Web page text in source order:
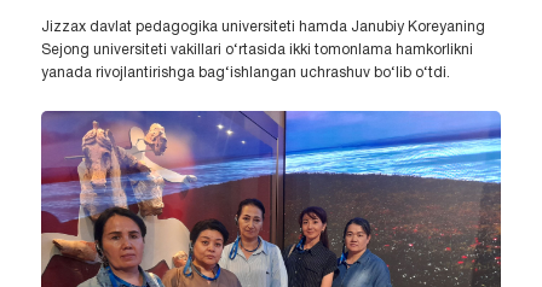
Jizzax davlat pedagogika universiteti hamda Janubiy Koreyaning
Sejong universiteti vakillari o‘rtasida ikki tomonlama hamkorlikni
yanada rivojlantirishga bag‘ishlangan uchrashuv bo‘lib o‘tdi.